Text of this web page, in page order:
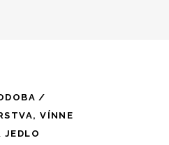
,VÍNNE
JEDLO